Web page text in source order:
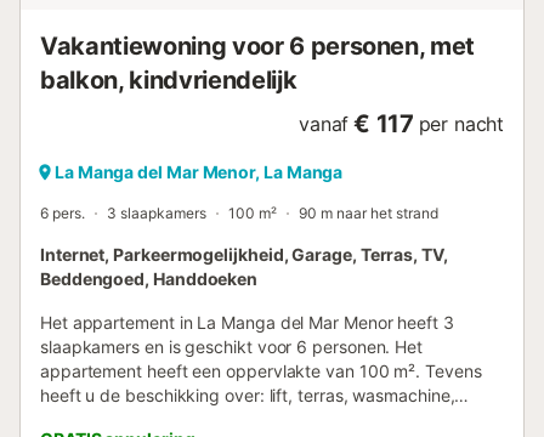
Vakantiewoning voor 6 personen, met
balkon, kindvriendelijk
vanaf € 117 per nacht
La Manga del Mar Menor, La Manga
6 pers. 3 slaapkamers 100 m² 90 m naar het strand
Internet, Parkeermogelijkheid, Garage, Terras, TV,
Beddengoed, Handdoeken
Het appartement in La Manga del Mar Menor heeft 3
slaapkamers en is geschikt voor 6 personen. Het
appartement heeft een oppervlakte van 100 m². Tevens
heeft u de beschikking over: lift, terras, wasmachine,